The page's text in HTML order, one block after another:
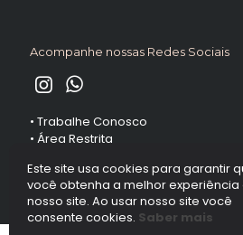
Este site usa cookies para garantir
você obtenha a melhor experiência
nosso site. Ao usar nosso site você
consente cookies. Saber mais
Acompanhe nossas Redes Sociais
• Trabalhe Conosco
• Área Restrita